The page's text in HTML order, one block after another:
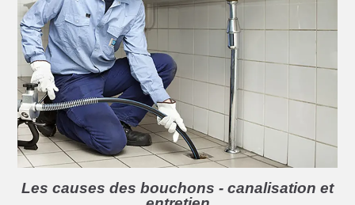
Les causes des bouchons - canalisation et